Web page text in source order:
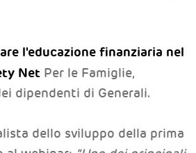
l'educazione finanziaria nel
Net Per le Famiglie,
dipendenti di Generali.
dello sviluppo della prima